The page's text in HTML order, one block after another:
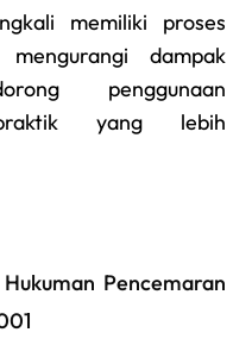
memiliki proses
dampak
penggunaan
yang lebih
Pencemaran